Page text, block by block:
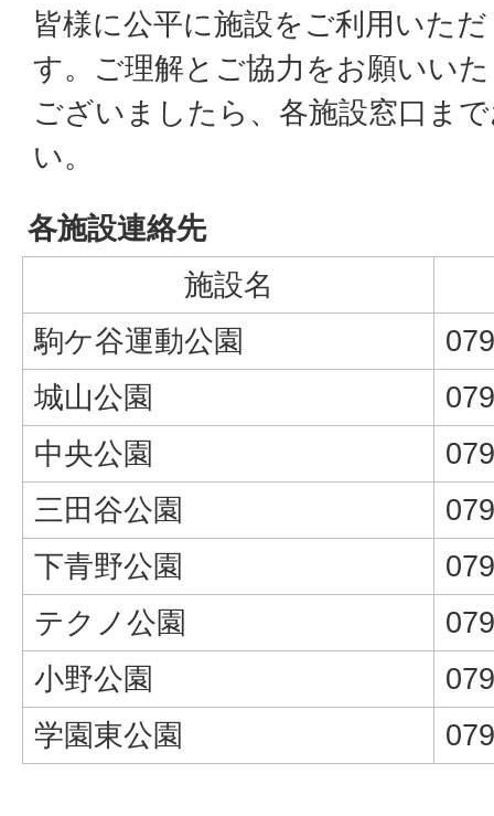
皆様に公平に施設をご利用いた
す。ご理解とご協力をお願いい
ございましたら、各施設窓口ま
い。
各施設連絡先
施設名
駒ケ谷運動公園
城山公園
中央公園
三田谷公園
下青野公園
テクノ公園
小野公園
学園東公園